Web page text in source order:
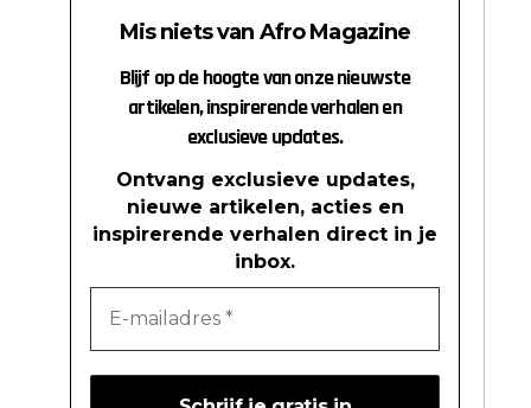
Mis niets van Afro Magazine
Blijf op de hoogte van onze nieuwste
artikelen, inspirerende verhalen en
exclusieve updates.
Ontvang exclusieve updates,
nieuwe artikelen, acties en
inspirerende verhalen direct in je
inbox.